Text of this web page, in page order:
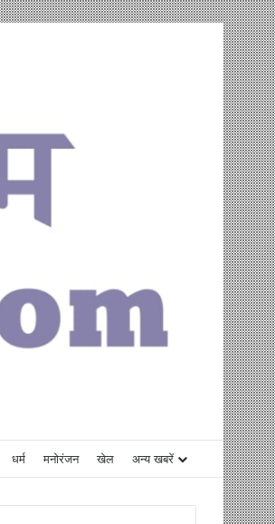
धर्म मनोरंजन खेल अन्य खबरें